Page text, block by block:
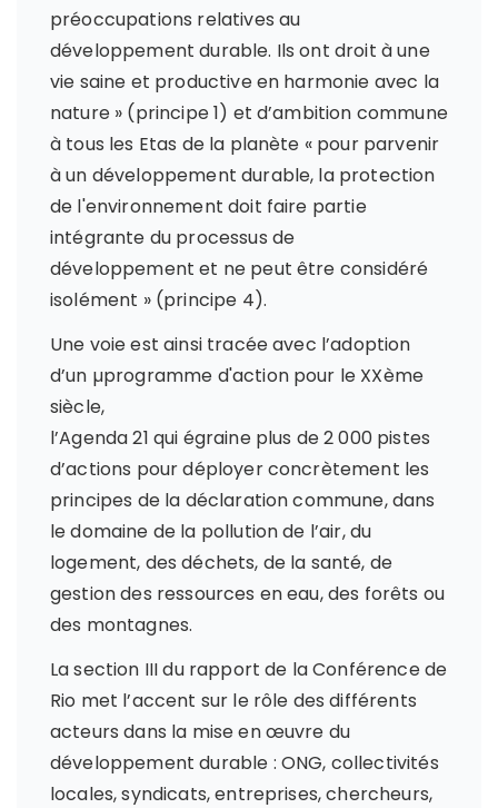
préoccupations relatives au
développement durable. Ils ont droit à une
vie saine et productive en harmonie avec la
nature » (principe 1) et d’ambition commune
à tous les Etas de la planète « pour parvenir
à un développement durable, la protection
de l'environnement doit faire partie
intégrante du processus de
développement et ne peut être considéré
isolément » (principe 4).
Une voie est ainsi tracée avec l’adoption
d’un µprogramme d'action pour le XXème
siècle,
l’Agenda 21 qui égraine plus de 2 000 pistes
d’actions pour déployer concrètement les
principes de la déclaration commune, dans
le domaine de la pollution de l’air, du
logement, des déchets, de la santé, de
gestion des ressources en eau, des forêts ou
des montagnes.
La section III du rapport de la Conférence de
Rio met l’accent sur le rôle des différents
acteurs dans la mise en œuvre du
développement durable : ONG, collectivités
locales, syndicats, entreprises, chercheurs,